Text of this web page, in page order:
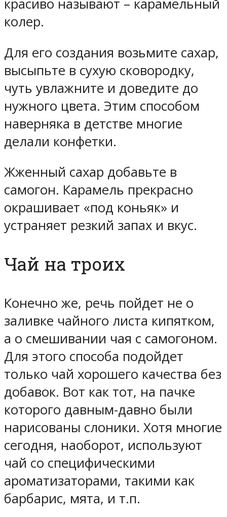
красиво называют – карамельный
колер.
Для его создания возьмите сахар,
высыпьте в сухую сковородку,
чуть увлажните и доведите до
нужного цвета. Этим способом
наверняка в детстве многие
делали конфетки.
Жженный сахар добавьте в
самогон. Карамель прекрасно
окрашивает «под коньяк» и
устраняет резкий запах и вкус.
Чай на троих
Конечно же, речь пойдет не о
заливке чайного листа кипятком,
а о смешивании чая с самогоном.
Для этого способа подойдет
только чай хорошего качества без
добавок. Вот как тот, на пачке
которого давным-давно были
нарисованы слоники. Хотя многие
сегодня, наоборот, используют
чай со специфическими
ароматизаторами, такими как
барбарис, мята, и т.п.